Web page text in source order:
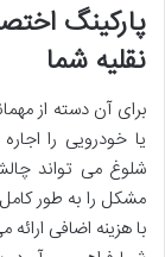
پارکینگ
نقلیه شما
برای آن دسته از
یا خودرویی را
شلوغ می تواند
مشکل را به طور
با هزینه اضافی